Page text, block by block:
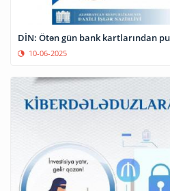
DİN: Ötən gün bank kartlarından
10-06-2025